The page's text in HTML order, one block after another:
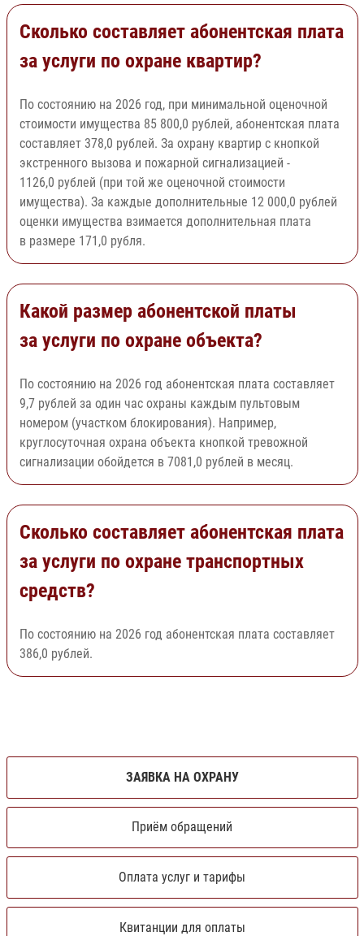
Сколько составляет абонентская плата
за услуги по охране квартир?
По состоянию на 2026 год, при минимальной оценочной
стоимости имущества 85 800,0 рублей, абонентская плата
составляет 378,0 рублей. За охрану квартир с кнопкой
экстренного вызова и пожарной сигнализацией -
1126,0 рублей (при той же оценочной стоимости
имущества). За каждые дополнительные 12 000,0 рублей
оценки имущества взимается дополнительная плата
в размере 171,0 рубля.
Какой размер абонентской платы
за услуги по охране объекта?
По состоянию на 2026 год абонентская плата составляет
9,7 рублей за один час охраны каждым пультовым
номером (участком блокирования). Например,
круглосуточная охрана объекта кнопкой тревожной
сигнализации обойдется в 7081,0 рублей в месяц.
Сколько составляет абонентская плата
за услуги по охране транспортных
средств?
По состоянию на 2026 год абонентская плата составляет
386,0 рублей.
ЗАЯВКА НА ОХРАНУ
Приём обращений
Оплата услуг и тарифы
Квитанции для оплаты